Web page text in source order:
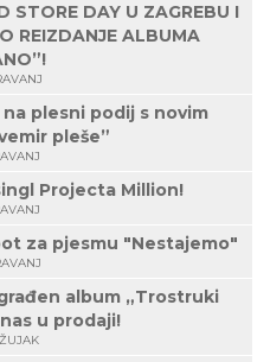
STORE DAY U ZAGREBU I
REIZDANJE ALBUMA
na plesni podij s novim
pleše”
Projecta Million!
za pjesmu "Nestajemo"
album „Trostruki
u prodaji!